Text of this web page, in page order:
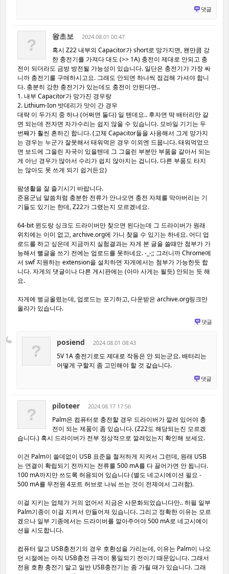
댓글
? 왕초보 2024.08.01 00:47
혹시 Z22 내부의 Capacitor가 short로 망가지면, 왠만큼 강
한 충전기를 가져다 대도 (>> 1A) 충전이 제대로 안되고 충
전이 되더라도 금방 방전될 가능성이 있습니다. 일단은 충전기가 가장 싸
니까 충전기를 구매하시고요. 그래도 안되면 하나씩 점검해 가셔야 합니
다. 충분히 강한 충전기가 있는데도 충전이 안된다면..
1. 내부 Capacitor가 망가진 경우랑
2. Lithium-Ion 밧데리가 맛이 간 경우
대략 이 두가지 중 하나 (어쩌면 둘다) 일 텐데요.. 후자면 딱 배터리만 갈
면 되는데 전자면 자가수리는 쉽지 않을 수 있습니다. 모바일 기기는 두
번째가 훨씬 흔하긴 합니다. (고체 Capacitor들을 사용해서 그게 망가지
는 경우는 누군가 잘못해서 태워먹은 경우 이외엔 드뭅니다. 태워먹었으
면 보드에 그을린 자국이 있을텐데 그 그을린 부분만 부품을 갈아서 되는
게 아닌 경우가 많아서 수리가 쉽지 않아지는 겁니다. 다른 부품도 타지
는 않아도 못 쓰게 되기 쉽거든요)
팜생활을 잘 즐기시기 바랍니다.
준용군님 말씀처럼 충분한 전류가 안나오면 충전 자체를 막아버리는 기
기들도 있기는 한데, Z22가 그랬는지 모르겠네요.
64-bit 윈도랑 싱크도 드라이버만 찾으면 된다는데 그 드라이버가 원래
위치에는 이미 없고, archive.org에 가니 찾을 수 있기는 하네요. 어디 업
로드를 하고 싶은데 지금까지 실험결과는 자게 본 글을 쓸때만 첨부가 가
능해서 뻘글을 쓰기 전에는 업로드를 못하네요. -_-;; 그러니까 Chrome에
서 swf 지원하는 extension을 설치하면 자게에서는 첨부가 가능한듯 합
니다. 자게의 댓글이나 다른 게시판에는 (아마 사게는 될듯) 안되는 듯 해
요.
자게에 뻘글올렸는데, 업로드는 포기하고, 다운받은 archive.org링크만
올라가 있습니다.
댓글
? posiend 2024.08.01 08:43
5V 1A 충전기로도 제대로 작동은 안 되는군요. 배터리는
어떻게 구할지 좀 고민해야 할 것 같습니다.
댓글
? piloteer 2024.08.17 17:56
Palm은 컴퓨터로 충전할 경우 드라이버가 깔려 있어야 충
전이 되는 제품이 좀 있습니다. (Z22도 해당되는진 모르겠
습니다.) 혹시 드라이버가 전부 정상적으로 깔려있는지 확인해 보세요.
이건 Palm이 쓸데없이 USB 표준을 철저하게 지켜서 그런데, 원래 USB
는 연결이 확립되기 전까지는 전류를 500 mA를 다 끌어가면 안 됩니다.
100 mA까지만 쓰도록 허용되어 있습니다 (별도 네고시에이션 필요 -
500 mA를 무전원 4포트 허브로 나눠 쓰는 것이 전제여서 그러함).
이걸 지키는 업체가 거의 없어서 지금은 사문화되었습니다만.. 하필 일부
Palm기종이 이걸 지켜서 만들어져 있습니다. 그리고 정확한 이유는 모르
겠으나 일부 기종에서는 드라이버를 깔아주어야 500 mA로 네고시에이
션을 시도합니다.
컴퓨터 말고 USB충전기의 경우 호환성을 가리는데, 이유는 Palm이 나오
던 시절에는 아직 USB충전 규격이 통일되기 전이기 때문입니다. 그래서
전용 호환 충전기 말고 일반 USB충전기는 좀 가릴 때가 있습니다. 그래